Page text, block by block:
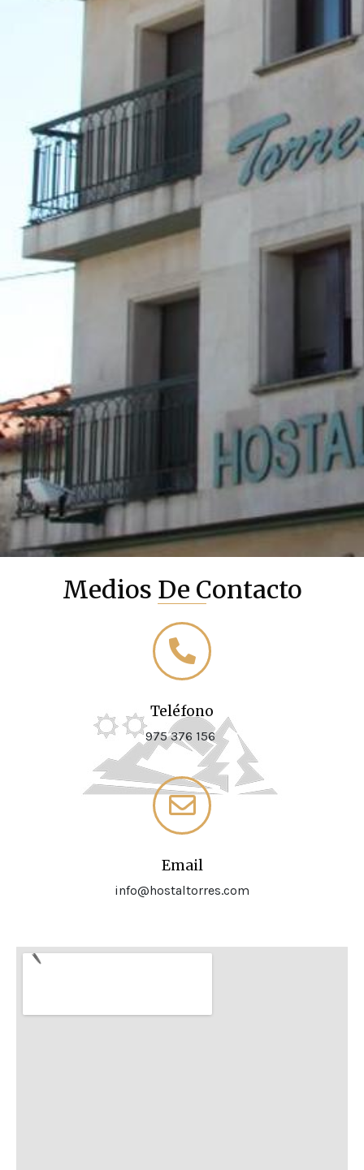
Medios De Contacto
Teléfono
975 376 156
Email
info@hostaltorres.com